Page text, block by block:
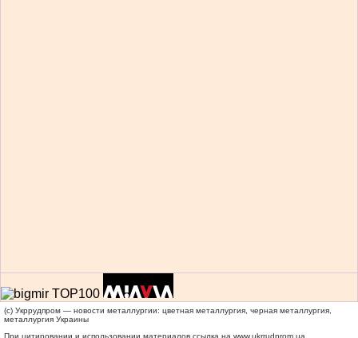
(c) Укррудпром — новости металлургии: цветная металлургия, черная металлургия,
металлургия Украины